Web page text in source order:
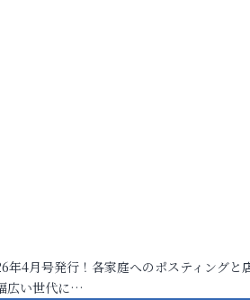
年4月号発行！各家庭へのポスティングと
広い世代に…